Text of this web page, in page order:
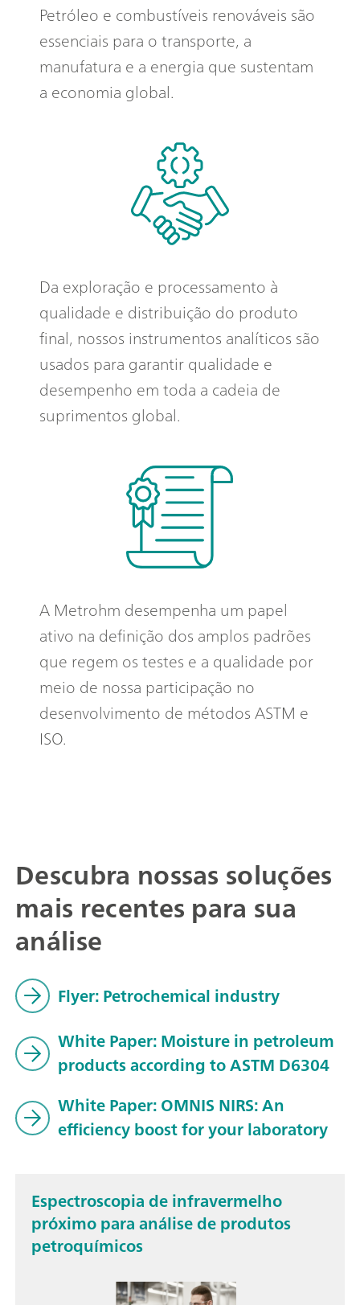
Petróleo e combustíveis renováveis são
essenciais para o transporte, a
manufatura e a energia que sustentam
a economia global.
Da exploração e processamento à
qualidade e distribuição do produto
final, nossos instrumentos analíticos são
usados para garantir qualidade e
desempenho em toda a cadeia de
suprimentos global.
A Metrohm desempenha um papel
ativo na definição dos amplos padrões
que regem os testes e a qualidade por
meio de nossa participação no
desenvolvimento de métodos ASTM e
ISO.
Descubra nossas soluções
mais recentes para sua
análise
Flyer: Petrochemical industry
White Paper: Moisture in petroleum
products according to ASTM D6304
White Paper: OMNIS NIRS: An
efficiency boost for your laboratory
Espectroscopia de infravermelho
próximo para análise de produtos
petroquímicos